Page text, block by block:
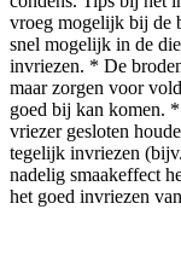
vroeg mogelijk bij de
snel mogelijk in de
invriezen. * De
maar zorgen voor
goed bij kan komen.
vriezer gesloten
tegelijk invriezen
nadelig smaakeffect
het goed invriezen